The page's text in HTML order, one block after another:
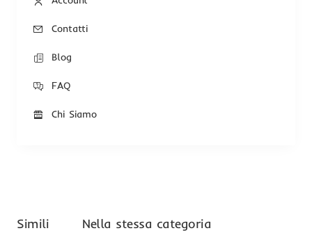
Contatti
Blog
FAQ
Chi Siamo
Simili Nella stessa categoria